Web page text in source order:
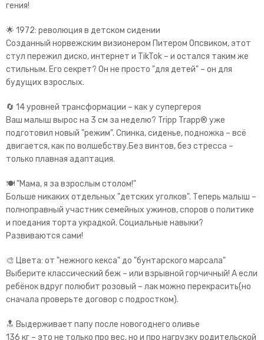
гения!
🌟 1972: революция в детском сидении
Созданный норвежским визионером Питером Опсвиком, этот
стул пережил диско, интернет и TikTok – и остался таким же
стильным. Его секрет? Он не просто "для детей" – он для
будущих взрослых.
🔄 14 уровней трансформации – как у супергероя
Ваш малыш вырос на 3 см за неделю? Tripp Trapp® уже
подготовил новый "режим". Спинка, сиденье, подножка – всё
двигается, как по волшебству.Без винтов, без стресса –
только плавная адаптация.
🍽 "Мама, я за взрослым столом!"
Больше никаких отдельных "детских уголков". Теперь малыш –
полноправный участник семейных ужинов, споров о политике
и поедания торта украдкой. Социальные навыки?
Развиваются сами!
🎨 Цвета: от "нежного кекса" до "бунтарского марсала"
Выберите классический беж – или взрывной горчичный! А если
ребёнок вдруг полюбит розовый – лак можно перекрасить(но
сначала проверьте договор с подростком).
🔝 Выдерживает папу после новогоднего оливье
136 кг – это не только про вес, но и про нагрузку родительской